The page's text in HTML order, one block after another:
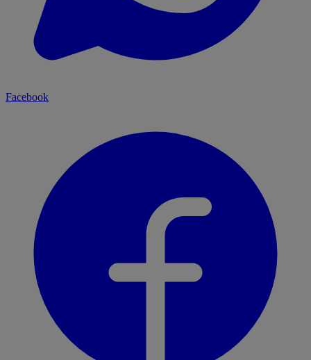
Facebook